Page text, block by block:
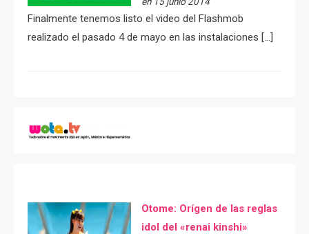
Finalmente tenemos listo el video del Flashmob
realizado el pasado 4 de mayo en las instalaciones […]
Otome: Orígen de las reglas
idol del «renai kinshi»